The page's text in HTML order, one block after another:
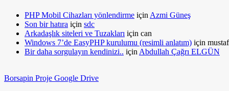
PHP Mobil Cihazları yönlendirme için Azmi Güneş
Son bir hatıra için sdc
Arkadaşlık siteleri ve Tuzakları için can
Windows 7’de EasyPHP kurulumu (resimli anlatım) için
Bir daha sorgulayın kendinizi.. için Abdullah Çağrı ELGÜN
Borsapin Proje Google Drive